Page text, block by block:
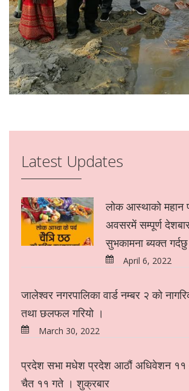
Latest Updates
लोक आस्थाको महान
अवसरमें सम्पूर्ण
सुभकामना ब्यक्त
April 6, 2022
जालेश्वर नगरपालिका वार्ड नम्बर २ को
तथा छलफल गरियो ।
March 30, 2022
प्रदेश सभा मधेश प्रदेश आठौं अधिवेशन
चैत ११ गते । शुक्रबार